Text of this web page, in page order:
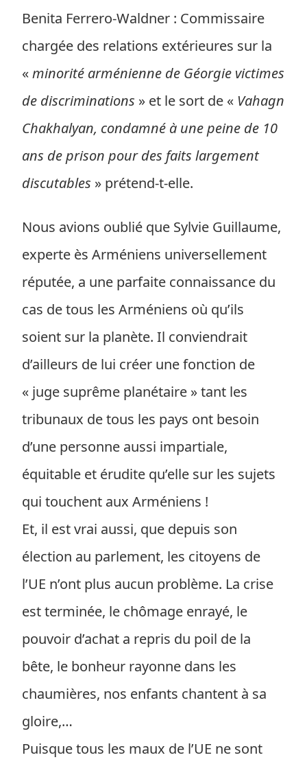
Benita Ferrero-Waldner : Commissaire
chargée des relations extérieures sur la
«minorité arménienne de Géorgie victimes
de discriminations » et le sort de « Vahagn
Chakhalyan, condamné à une peine de 10
ans de prison pour des faits largement
discutables » prétend-t-elle.
Nous avions oublié que Sylvie Guillaume,
experte ès Arméniens universellement
réputée, a une parfaite connaissance du
cas de tous les Arméniens où qu’ils
soient sur la planète. Il conviendrait
d’ailleurs de lui créer une fonction de
« juge suprême planétaire » tant les
tribunaux de tous les pays ont besoin
d’une personne aussi impartiale,
équitable et érudite qu’elle sur les sujets
qui touchent aux Arméniens !
Et, il est vrai aussi, que depuis son
élection au parlement, les citoyens de
l’UE n’ont plus aucun problème. La crise
est terminée, le chômage enrayé, le
pouvoir d’achat a repris du poil de la
bête, le bonheur rayonne dans les
chaumières, nos enfants chantent à sa
gloire,…
Puisque tous les maux de l’UE ne sont